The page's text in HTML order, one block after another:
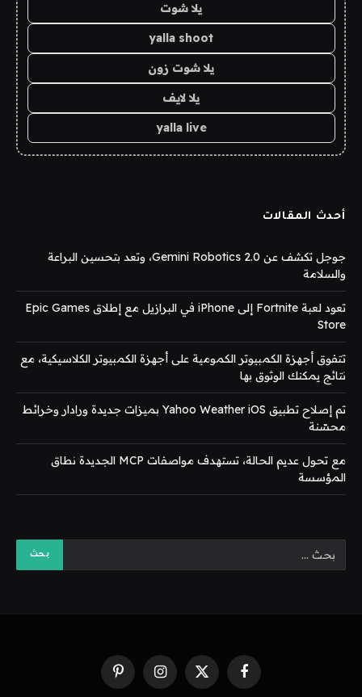
يلا شوت
yalla shoot
يلا شوت زون
يلا لايف
yalla live
أحدث المقالات
جوجل تكشف عن Gemini Robotics 2.0، وتعد بتحسين البراعة
والسلامة
تعود لعبة Fortnite إلى iPhone في البرازيل مع إطلاق Epic Games
Store
تتفوق أجهزة الكمبيوتر الكمومية على أجهزة الكمبيوتر الكلاسيكية، مع
نتائج يمكنك الوثوق بها
تم إصلاح تطبيق Yahoo Weather iOS بميزات جديدة ورادار وخرائط
محسّنة
مع تحول عديم الحالة، تستهدف مواصفات MCP الجديدة نطاق
المؤسسة
فيسبوك X
(Twitter)
الانستغرامبينتيريست